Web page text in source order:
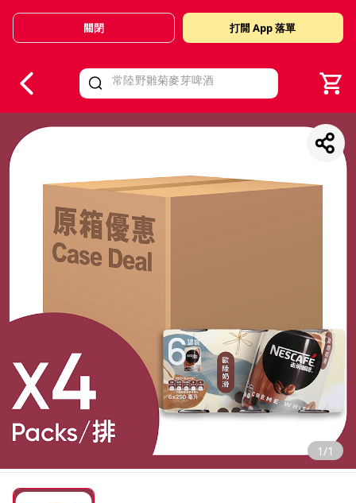
Valid Until 30 June 2026
關閉 打開 App 落單
1/1